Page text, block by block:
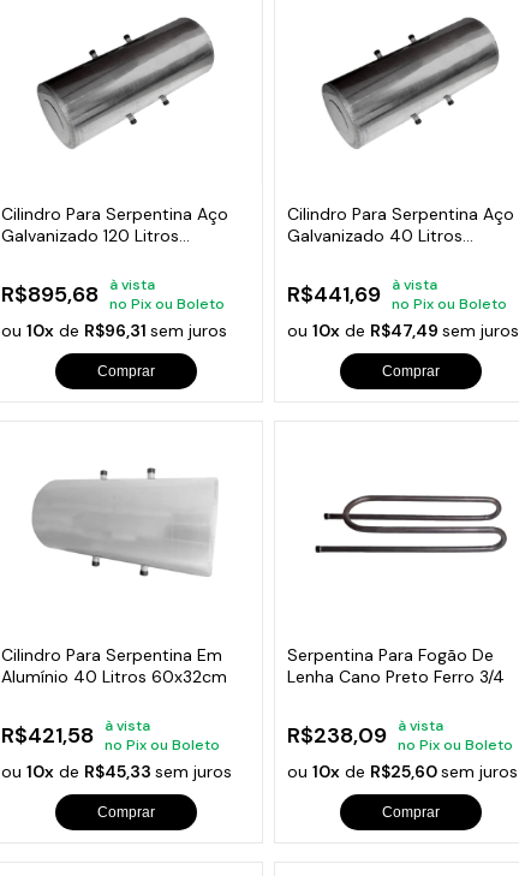
Cilindro Para Serpentina Aço
Galvanizado 120 Litros
R$895,68
à vista
no Pix ou Boleto
ou10x de R$96,31sem juros
Comprar
Cilindro Para Serpentina Aço
Galvanizado 40 Litros
R$441,69
à vista
no Pix ou Boleto
ou10x de R$47,49sem juros
Comprar
Cilindro Para Serpentina Em
Alumínio 40 Litros 60x32cm
R$421,58
à vista
no Pix ou Boleto
ou10x de R$45,33sem juros
Comprar
Serpentina Para Fogão De
Lenha Cano Preto Ferro 3/4
R$238,09
à vista
no Pix ou Boleto
ou10x de R$25,60sem juros
Comprar